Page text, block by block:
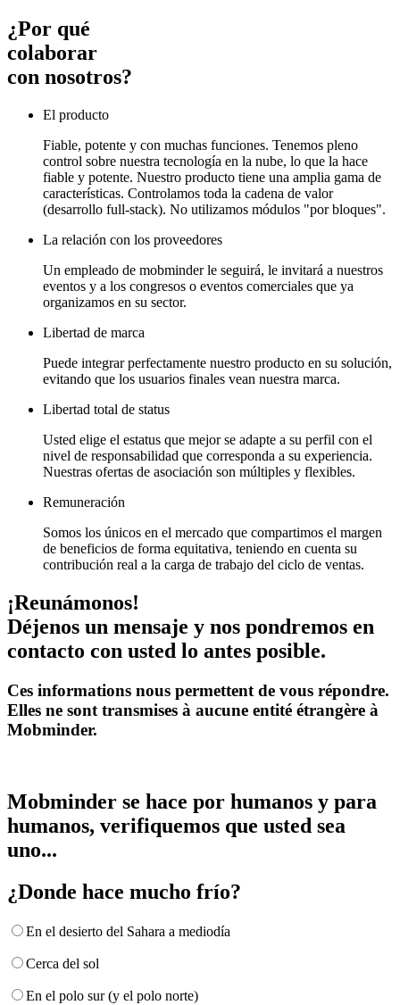
¿Por qué
colaborar
con nosotros?
El producto
Fiable, potente y con muchas funciones. Tenemos pleno
control sobre nuestra tecnología en la nube, lo que la hace
fiable y potente. Nuestro producto tiene una amplia gama de
características. Controlamos toda la cadena de valor
(desarrollo full-stack). No utilizamos módulos "por bloques".
La relación con los proveedores
Un empleado de mobminder le seguirá, le invitará a nuestros
eventos y a los congresos o eventos comerciales que ya
organizamos en su sector.
Libertad de marca
Puede integrar perfectamente nuestro producto en su solución,
evitando que los usuarios finales vean nuestra marca.
Libertad total de status
Usted elige el estatus que mejor se adapte a su perfil con el
nivel de responsabilidad que corresponda a su experiencia.
Nuestras ofertas de asociación son múltiples y flexibles.
Remuneración
Somos los únicos en el mercado que compartimos el margen
de beneficios de forma equitativa, teniendo en cuenta su
contribución real a la carga de trabajo del ciclo de ventas.
¡Reunámonos!
Déjenos un mensaje y nos pondremos en
contacto con usted lo antes posible.
Ces informations nous permettent de vous répondre.
Elles ne sont transmises à aucune entité étrangère à
Mobminder.
Mobminder se hace por humanos y para
humanos, verifiquemos que usted sea
uno...
¿Donde hace mucho frío?
En el desierto del Sahara a mediodía
Cerca del sol
En el polo sur (y el polo norte)